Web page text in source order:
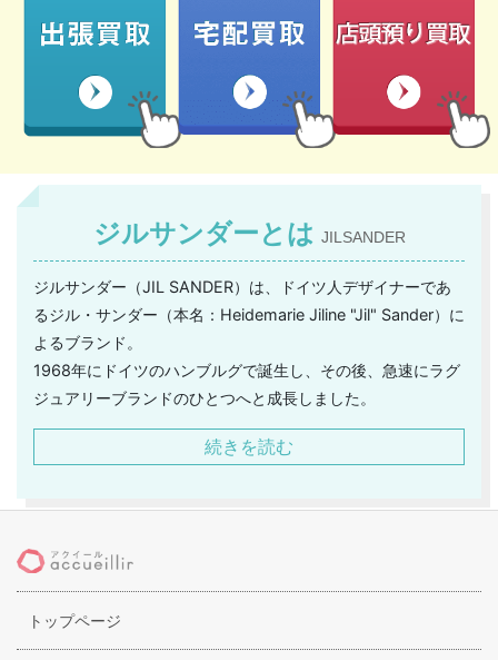
ジルサンダーとは JILSANDER
ジルサンダー（JIL SANDER）は、ドイツ人デザイナーであ
るジル・サンダー（本名：Heidemarie Jiline "Jil" Sander）に
よるブランド。
1968年にドイツのハンブルグで誕生し、その後、急速にラグ
ジュアリーブランドのひとつへと成長しました。
ドイツでファッションを学んだ経験や、ニューヨークでファ
ッションジャーナリストとして活躍した経験を活かした、彼
ミニマムなデザインを得意とし、シンプルながらも独自の女
クションを転機に、世界規模で愛されることとなるラグジュ
アリーブランドへの道を歩み始めました。
また、空気を纏うかのように体に寄り添うカッティング技術
や高品質の素材を妥協なく使うことなど、デザイナーのこだ
続きを読む
トップページ